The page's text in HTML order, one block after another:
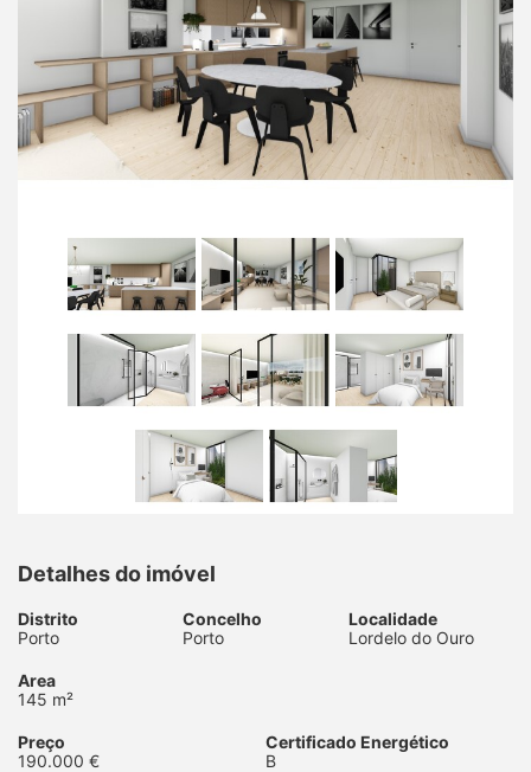
Detalhes do imóvel
Distrito
Porto
Concelho
Porto
Localidade
Lordelo do Ouro
Area
145 m²
Preço
190.000 €
Certificado Energético
B